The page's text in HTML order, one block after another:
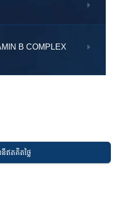
B COMPLEX
ឥតគិតថ្លៃ